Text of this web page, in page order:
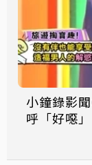
小鐘錄影聞
呼「好噁」